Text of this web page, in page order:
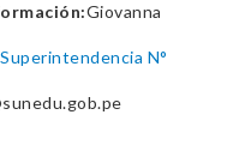
Giovanna
N°